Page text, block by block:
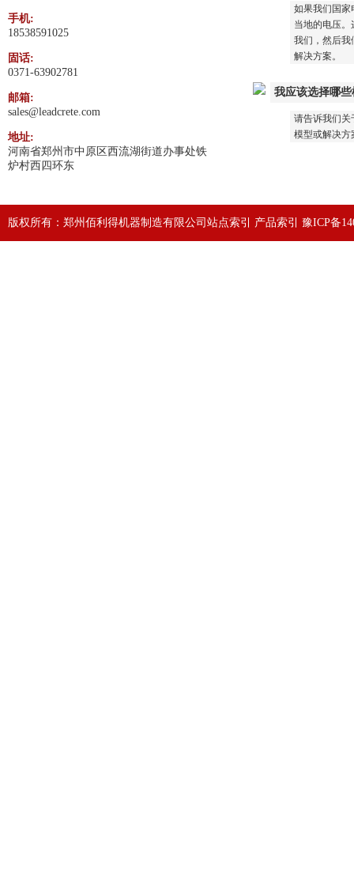
手机:
18538591025
固话:
0371-63902781
邮箱:
sales@leadcrete.com
地址:
河南省郑州市中原区西流湖街道办事处铁
炉村西四环东
如果我们国家
当地的电压。
我们，然后我
解决方案。
我应该选择哪
请告诉我们关
模型或解决方
版权所有：郑州佰利得机器制造有限公司 站点索引 产品索引 豫ICP备